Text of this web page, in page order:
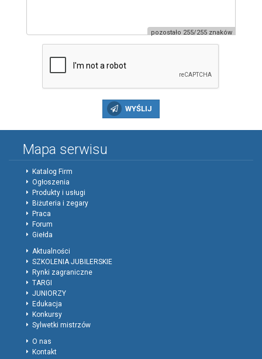
WYŚLIJ
Mapa serwisu
Katalog Firm
Ogłoszenia
Produkty i usługi
Biżuteria i zegary
Praca
Forum
Giełda
Aktualności
SZKOLENIA JUBILERSKIE
Rynki zagraniczne
TARGI
JUNIORZY
Edukacja
Konkursy
Sylwetki mistrzów
O nas
Kontakt
pozostało 255/255 znaków